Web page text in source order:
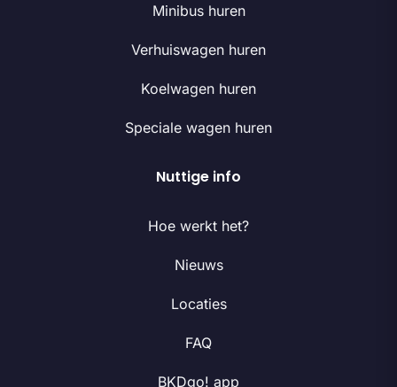
Minibus huren
Verhuiswagen huren
Koelwagen huren
Speciale wagen huren
Nuttige info
Hoe werkt het?
Nieuws
Locaties
FAQ
BKDgo! app